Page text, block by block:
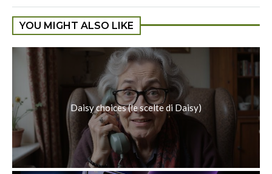
YOU MIGHT ALSO LIKE
Daisy choices (le scelte di Daisy)